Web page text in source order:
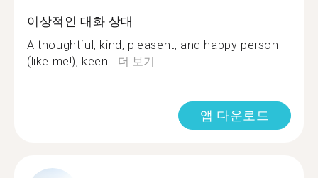
이상적인 대화 상대
A thoughtful, kind, pleasent, and happy person
(like me!), keen... 더 보기
앱 다운로드